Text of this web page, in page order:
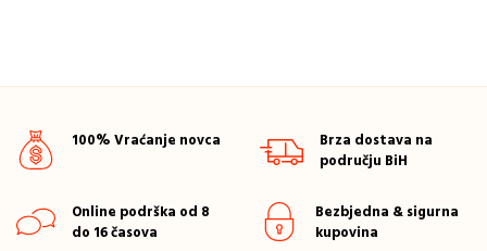
100% Vraćanje novca
Brza dostava na
području BiH
Online podrška od 8
do 16 časova
Bezbjedna & sigurna
kupovina